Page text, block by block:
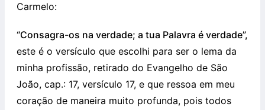
Carmelo:
“Consagra-os na verdade; a tua Palavra é verdade”,
este é o versículo que escolhi para ser o lema da
minha profissão, retirado do Evangelho de São
João, cap.: 17, versículo 17, e que ressoa em meu
coração de maneira muito profunda, pois todos